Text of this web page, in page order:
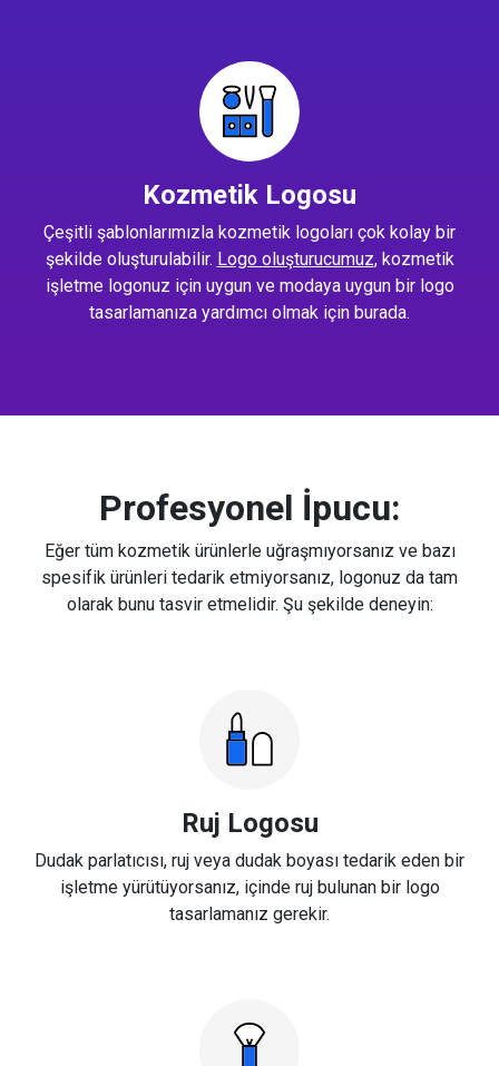
Kozmetik Logosu
Çeşitli şablonlarımızla kozmetik logoları çok kolay bir
şekilde oluşturulabilir. Logo oluşturucumuz, kozmetik
işletme logonuz için uygun ve modaya uygun bir logo
tasarlamanıza yardımcı olmak için burada.
Profesyonel İpucu:
Eğer tüm kozmetik ürünlerle uğraşmıyorsanız ve bazı
spesifik ürünleri tedarik etmiyorsanız, logonuz da tam
olarak bunu tasvir etmelidir. Şu şekilde deneyin:
Ruj Logosu
Dudak parlatıcısı, ruj veya dudak boyası tedarik eden bir
işletme yürütüyorsanız, içinde ruj bulunan bir logo
tasarlamanız gerekir.